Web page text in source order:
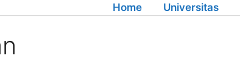
Home Universitas